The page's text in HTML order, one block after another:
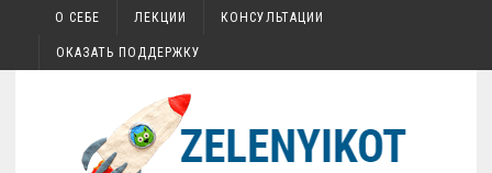
О СЕБЕ ЛЕКЦИИ КОНСУЛЬТАЦИИ
ОКАЗАТЬ ПОДДЕРЖКУ